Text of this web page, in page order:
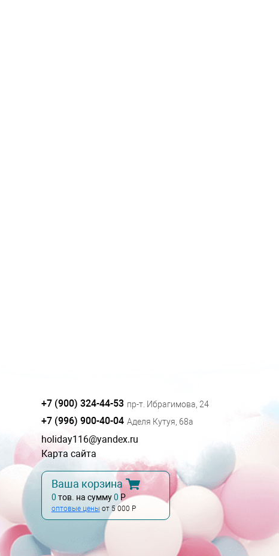
+7 (900) 324-44-53 пр-т. Ибрагимова, 24
+7 (996) 900-40-04 Аделя Кутуя, 68а
holiday116@yandex.ru
Карта сайта
Ваша корзина
0 тов. на сумму0 Р
оптовые цены от 5 000 Р